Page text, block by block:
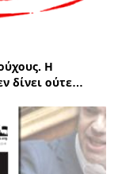
Η
δίνει ούτε…